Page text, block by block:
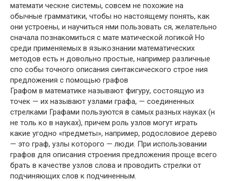
математи ческне системы, совсем не похожие на
обычные грамматики, чтобы но настоящему понять, как
они устроены, и научиться нми пользовать ся, желательно
сначала познакомиться с мате матической логикой Но
среди применяемых в языкознании математических
методов есть н довольно простые, например различные
спо собы точного описания синтаксического строе ния
предложения с помощью графов
Графом в математике называют фигуру, состоящую из
точек — их называют узлами графа, — соединенных
стрелками Графами пользуются в самых разных науках (н
не толь ко в науках), причем роль узлов могут играть
какие угодно «предметы», например, родословиое дерево
— это граф, узлы которого — люди. При использовании
графов для описания строения предложения проще всего
брать в качестве узлов слова и проводить стрелки от
подчиняющих слов к подчиненным.